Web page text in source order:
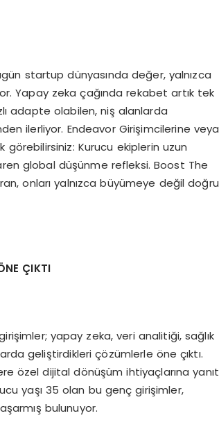
startup dünyasında değer, yalnızca
Yapay zeka çağında rekabet artık tek
adapte olabilen, niş alanlarda
ilerliyor. Endeavor Girişimcilerine veya
görebilirsiniz: Kurucu ekiplerin uzun
global düşünme refleksi. Boost The
onları yalnızca büyümeye değil doğru
NE ÇIKTI
yapay zeka, veri analitiği, sağlık
geliştirdikleri çözümlerle öne çıktı.
özel dijital dönüşüm ihtiyaçlarına yanıt
yaşı 35 olan bu genç girişimler,
bulunuyor.